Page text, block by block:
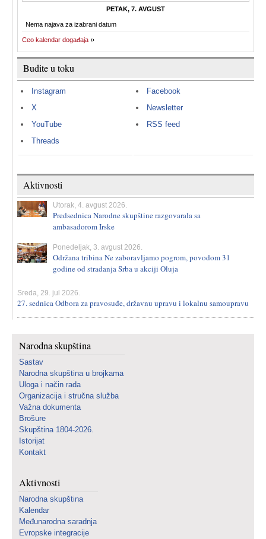
PETAK, 7. AVGUST
Nema najava za izabrani datum
Ceo kalendar događaja
Budite u toku
Instagram
X
YouTube
Threads
Facebook
Newsletter
RSS feed
Aktivnosti
Utorak, 4. avgust 2026.
Predsednica Narodne skupštine razgovarala sa
ambasadorom Irske
Ponedeljak, 3. avgust 2026.
Održana tribina Ne zaboravljamo pogrom, povodom 31
godine od stradanja Srba u akciji Oluja
Sreda, 29. jul 2026.
27. sednica Odbora za pravosuđe, državnu upravu i lokalnu samoupravu
Narodna skupština
Sastav
Narodna skupština u brojkama
Uloga i način rada
Organizacija i stručna služba
Važna dokumenta
Brošure
Skupština 1804-2026.
Istorijat
Kontakt
Aktivnosti
Narodna skupština
Kalendar
Međunarodna saradnja
Evropske integracije